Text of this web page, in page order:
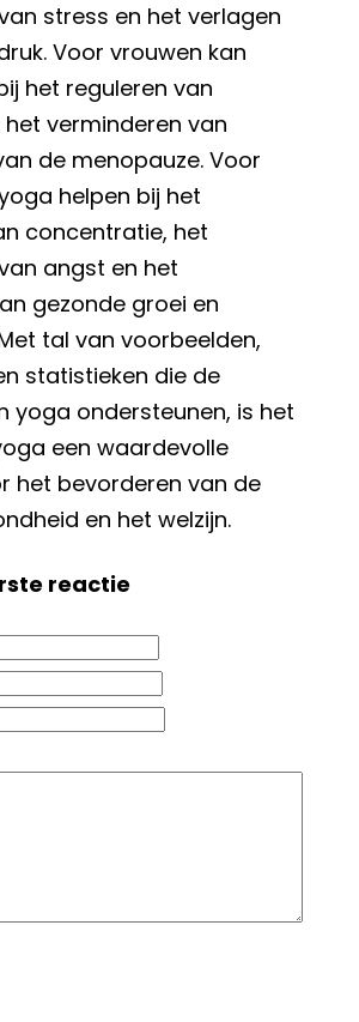
stress en het verlagen
Voor vrouwen kan
het reguleren van
verminderen van
de menopauze. Voor
helpen bij het
concentratie, het
angst en het
gezonde groei en
tal van voorbeelden,
statistieken die de
yoga ondersteunen, is het
een waardevolle
het bevorderen van de
en het welzijn.
reactie